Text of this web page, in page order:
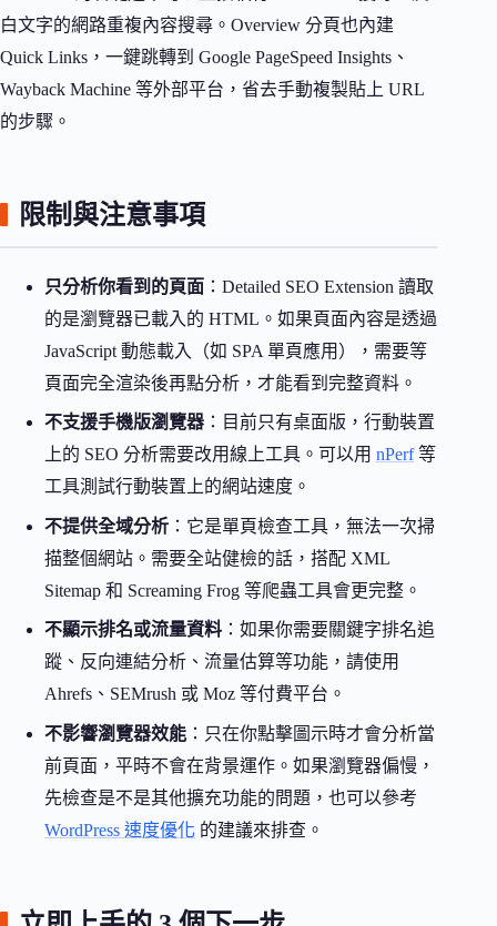
白文字的網路重複內容搜尋。Overview 分頁也內建
Quick Links，一鍵跳轉到 Google PageSpeed Insights、
Wayback Machine 等外部平台，省去手動複製貼上 URL
的步驟。
限制與注意事項
只分析你看到的頁面 ：Detailed SEO Extension 讀取
的是瀏覽器已載入的 HTML。如果頁面內容是透過
JavaScript 動態載入（如 SPA 單頁應用），需要等
頁面完全渲染後再點分析，才能看到完整資料。
不支援手機版瀏覽器 ：目前只有桌面版，行動裝置
上的 SEO 分析需要改用線上工具。可以用 nPerf等
工具測試行動裝置上的網站速度。
不提供全域分析 ：它是單頁檢查工具，無法一次掃
描整個網站。需要全站健檢的話，搭配 XML
Sitemap 和 Screaming Frog 等爬蟲工具會更完整。
不顯示排名或流量資料 ：如果你需要關鍵字排名追
蹤、反向連結分析、流量估算等功能，請使用
Ahrefs、SEMrush 或 Moz 等付費平台。
不影響瀏覽器效能 ：只在你點擊圖示時才會分析當
前頁面，平時不會在背景運作。如果瀏覽器偏慢，
先檢查是不是其他擴充功能的問題，也可以參考
WordPress 速度優化 的建議來排查。